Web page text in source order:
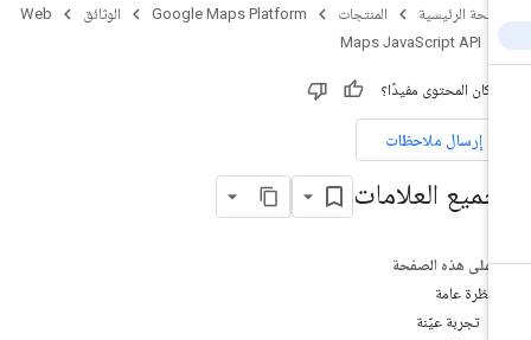
الرئيسية المنتجات Google Maps Platform الوثائق
Web
Maps JavaScript API
كان المحتوى مفيدًا؟
إرسال ملاحظات
العلامات
على هذه الصفحة
نظرة عامة
تجربة عيّنة